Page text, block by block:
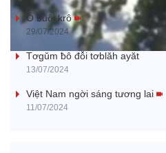
a
y
Ŏ buôi krô
29/07/2024
Tơgŭm ƀô đô̆i tơblăh ayăt
13/07/2024
Việt Nam ngời sáng tương lai
11/07/2024